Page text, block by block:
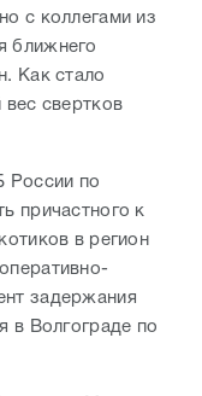
с коллегами из
ближнего
Как стало
свертков
России по
причастного к
в регион
задержания
в Волгограде по